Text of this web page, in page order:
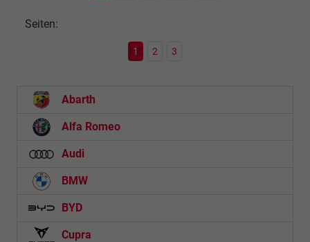
Seiten:
1 2 3
Abarth
Alfa Romeo
Audi
BMW
BYD
Cupra